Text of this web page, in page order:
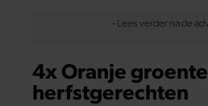
4x Oranje
herfstgerechten